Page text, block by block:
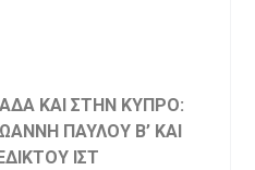
ΚΑΙ ΣΤΗΝ ΚΥΠΡΟ:
ΠΑΥΛΟΥ Β’ ΚΑΙ
ΙΣΤ